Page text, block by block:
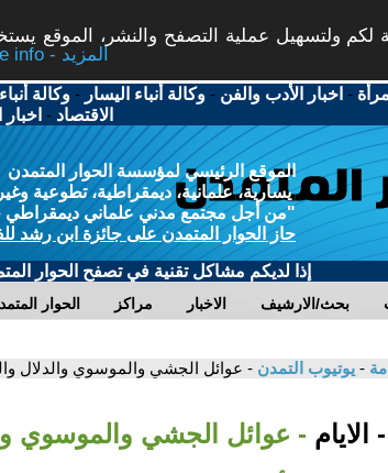
لكم ولتسهيل عملية التصفح والنشر، الموقع
More info - المزيد
- اخبار الأدب والفن -وكالة أنباء اليسار -وكالة
الاقتصاد -
الموقع الرئيسي لمؤسسة الحوار المتمدن
يسارية، علمانية، ديمقراطية، تطوعية
"من أجل مجتمع مدني علماني ديمقراطي
حاز الحوار المتمدن على جائزة ابن رشد
إذا لديكم مشاكل تقنية في تصفح الحوار
الحوار مراكز الاخبار بحث/الارشيف
- يوتيوب التمدن - عوائل الجشي والموسوي والدلال
- الايام - عوائل الجشي والموسوي